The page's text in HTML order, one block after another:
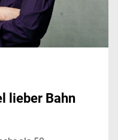
lieber Bahn